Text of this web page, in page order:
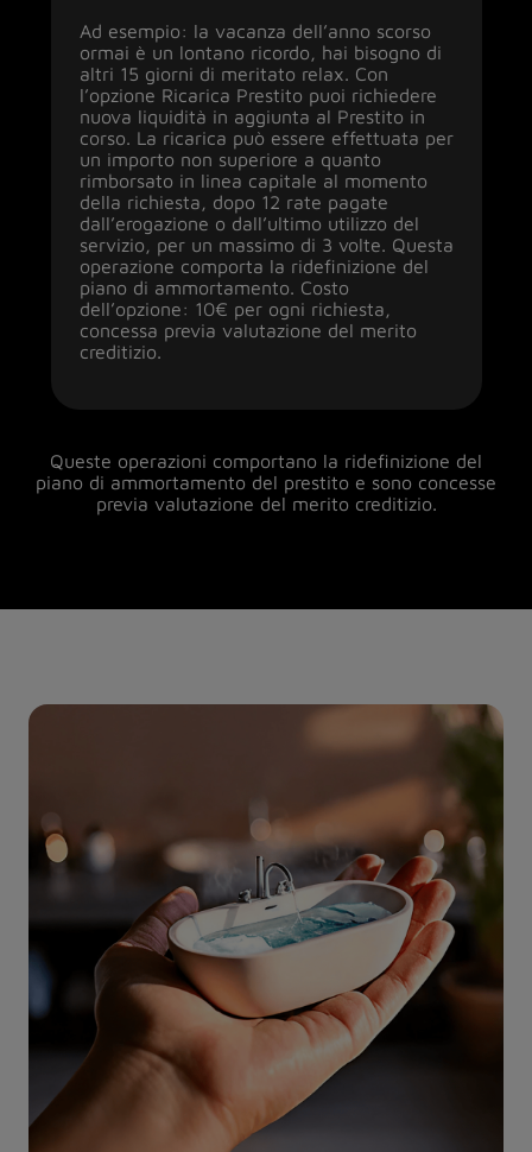
Ad esempio: la vacanza dell’anno scorso
ormai è un lontano ricordo, hai bisogno di
altri 15 giorni di meritato relax. Con
l’opzione Ricarica Prestito puoi richiedere
nuova liquidità in aggiunta al Prestito in
corso. La ricarica può essere effettuata per
un importo non superiore a quanto
rimborsato in linea capitale al momento
della richiesta, dopo 12 rate pagate
dall’erogazione o dall’ultimo utilizzo del
servizio, per un massimo di 3 volte. Questa
operazione comporta la ridefinizione del
piano di ammortamento. Costo
dell’opzione: 10€ per ogni richiesta,
concessa previa valutazione del merito
creditizio.
Queste operazioni comportano la ridefinizione del
piano di ammortamento del prestito e sono concesse
previa valutazione del merito creditizio.